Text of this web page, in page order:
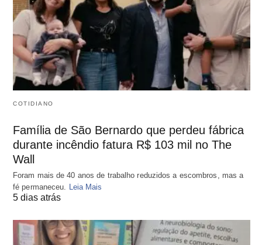
COTIDIANO
Família de São Bernardo que perdeu fábrica
durante incêndio fatura R$ 103 mil no The
Wall
Foram mais de 40 anos de trabalho reduzidos a escombros, mas a
fé permaneceu. Leia Mais
5 dias atrás